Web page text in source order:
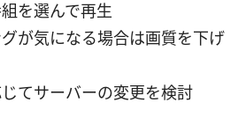
を選んで再生
が気になる場合は画質を下げ
てサーバーの変更を検討